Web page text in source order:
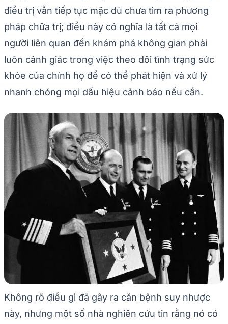
điều trị vẫn tiếp tục mặc dù chưa tìm ra phương
pháp chữa trị; điều này có nghĩa là tất cả mọi
người liên quan đến khám phá không gian phải
luôn cảnh giác trong việc theo dõi tình trạng sức
khỏe của chính họ để có thể phát hiện và xử lý
nhanh chóng mọi dấu hiệu cảnh báo nếu cần.
Không rõ điều gì đã gây ra căn bệnh suy nhược
này, nhưng một số nhà nghiên cứu tin rằng nó có